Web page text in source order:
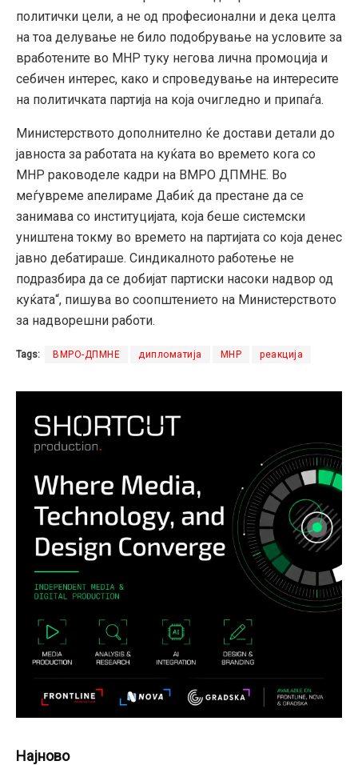
политички цели, а не од професионални и дека целта
на тоа делување не било подобрување на условите за
вработените во МНР туку негова лична промоција и
себичен интерес, како и спроведување на интересите
на политичката партија на која очигледно и припаѓа.
Министерството дополнително ќе достави детали до
јавноста за работата на куќата во времето кога со
МНР раководеле кадри на ВМРО ДПМНЕ. Во
меѓувреме апелираме Дабиќ да престане да се
занимава со институцијата, која беше системски
уништена токму во времето на партијата со која денес
јавно дебатираше. Синдикалното работење не
подразбира да се добијат партиски насоки надвор од
куќата“, пишува во соопштението на Министерството
за надворешни работи.
Tags: ВМРО-ДПМНЕ дипломатија МНР реакција
Најново